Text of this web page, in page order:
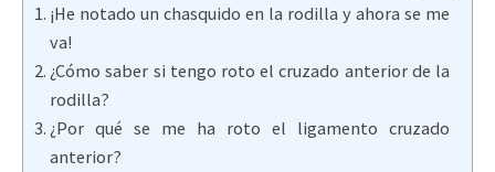
¡He notado un chasquido en la rodilla y ahora se me
va!
¿Cómo saber si tengo roto el cruzado anterior de la
rodilla?
¿Por qué se me ha roto el ligamento cruzado
anterior?